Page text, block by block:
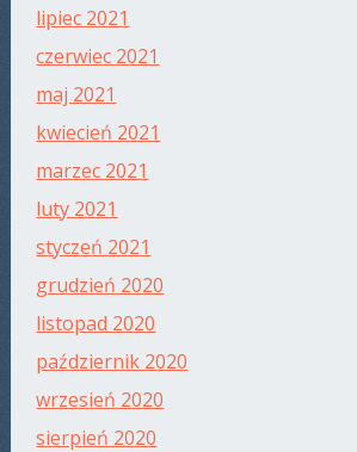
lipiec 2021
czerwiec 2021
maj 2021
kwiecień 2021
marzec 2021
luty 2021
styczeń 2021
grudzień 2020
listopad 2020
październik 2020
wrzesień 2020
sierpień 2020